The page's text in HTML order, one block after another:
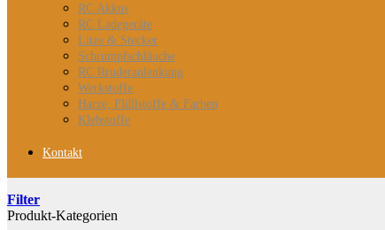
RC Akkus
RC Ladegeräte
Litze & Stecker
Schrumpfschläuche
RC Rruderanlenkung
Werkstoffe
Harze, Flüllstoffe & Farben
Klebstoffe
Kontakt
Filter
Produkt-Kategorien